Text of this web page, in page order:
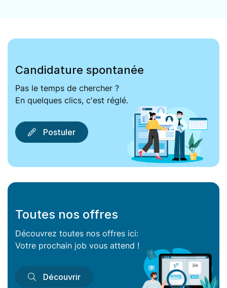
Candidature spontanée
Pas le temps de chercher ?
En quelques clics, c'est réglé.
Postuler
Toutes nos offres
Découvrez toutes nos offres ici:
Votre prochain job vous attend !
Découvrir